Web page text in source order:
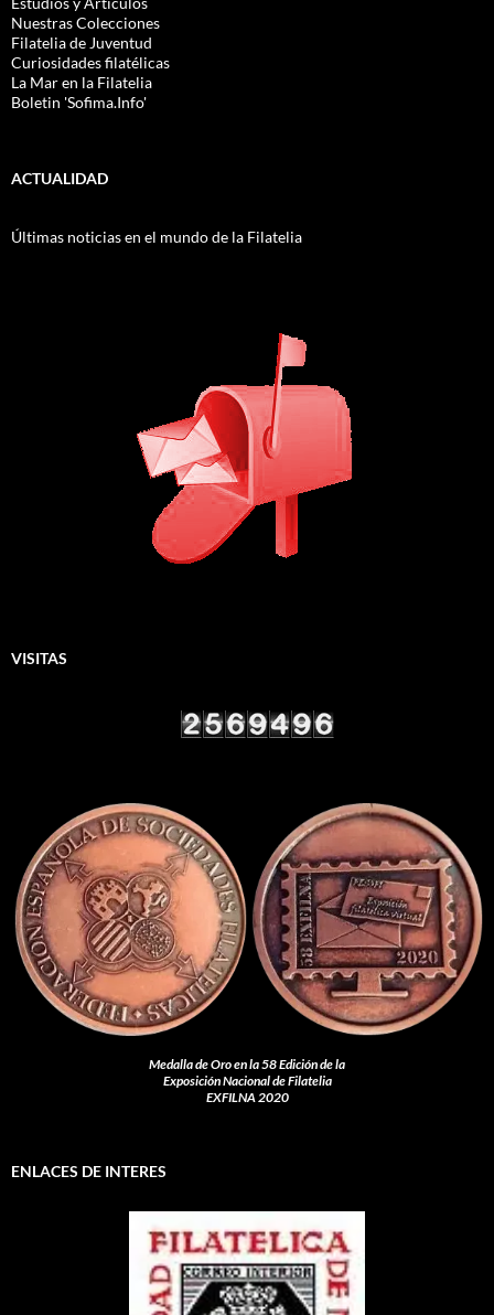
Nuestras Colecciones
Filatelia de Juventud
Curiosidades filatélicas
La Mar en la Filatelia
Boletin 'Sofima.Info'
ACTUALIDAD
Últimas noticias en el mundo de la Filatelia
VISITAS
Medalla de Oro en la 58 Edición de la
Exposición Nacional de Filatelia
EXFILNA 2020
ENLACES DE INTERES